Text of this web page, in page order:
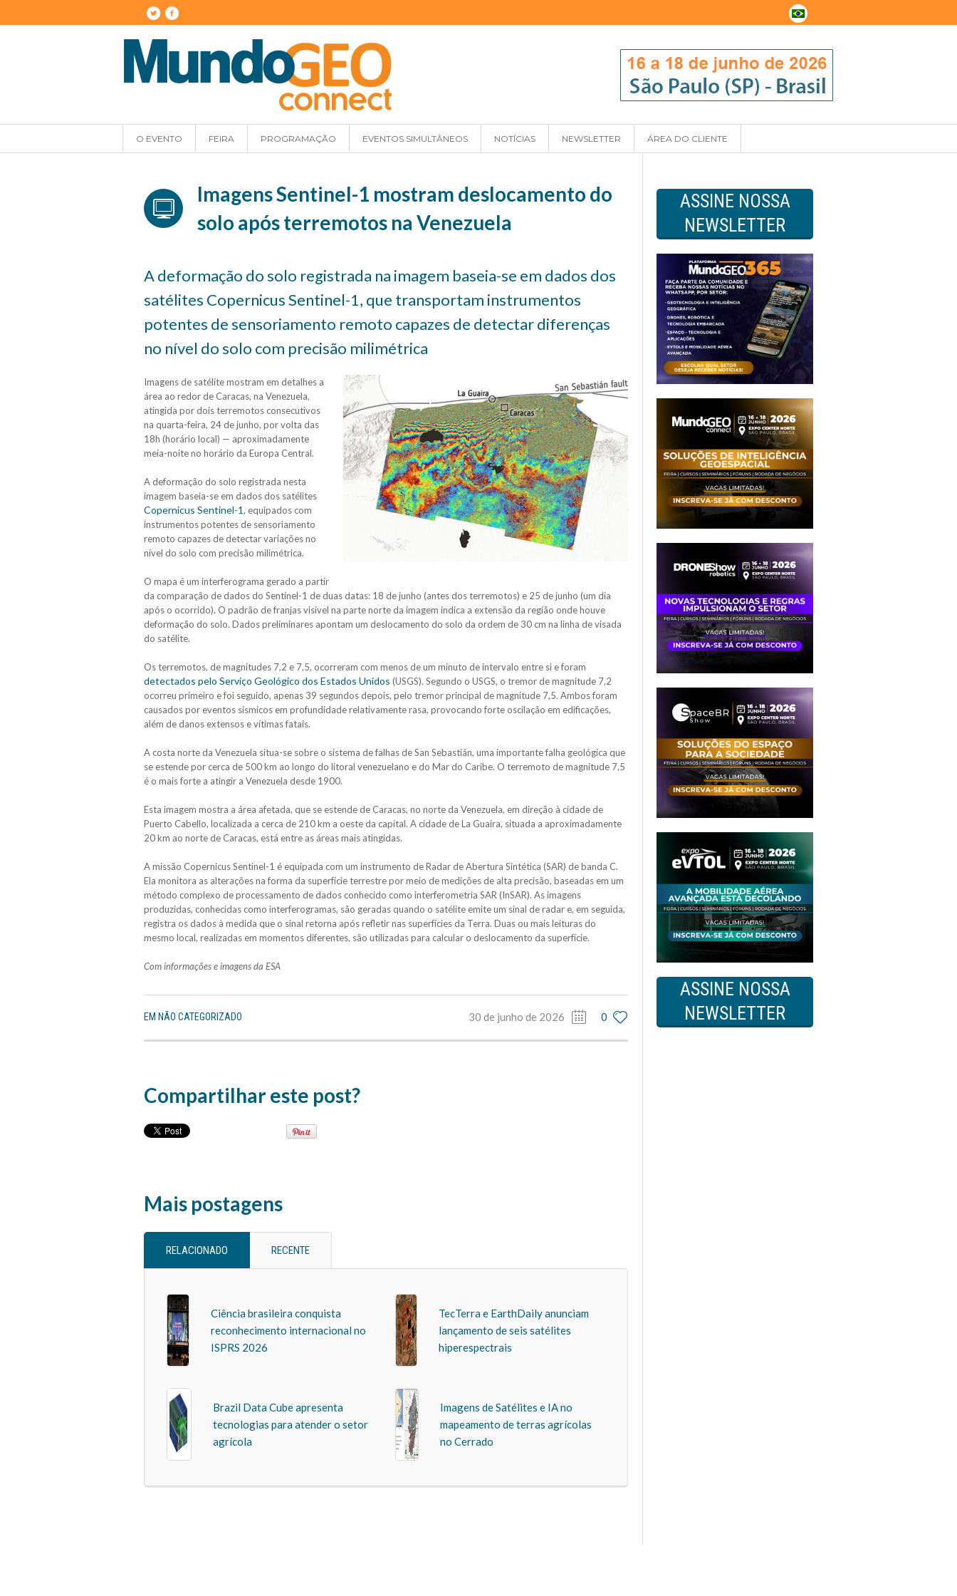
O EVENTO FEIRA PROGRAMAÇÃO EVENTOS SIMULTÂNEOS NOTÍCIAS NEWSLETTER ÁREA DO CLIENTE
Imagens Sentinel-1 mostram deslocamento do
solo após terremotos na Venezuela
A deformação do solo registrada na imagem baseia-se em dados dos
satélites Copernicus Sentinel-1, que transportam instrumentos
potentes de sensoriamento remoto capazes de detectar diferenças
no nível do solo com precisão milimétrica
Imagens de satélite mostram em detalhes a
área ao redor de Caracas, na Venezuela,
atingida por dois terremotos consecutivos
na quarta-feira, 24 de junho, por volta das
18h (horário local) — aproximadamente
meia-noite no horário da Europa Central.
A deformação do solo registrada nesta
imagem baseia-se em dados dos satélites
Copernicus Sentinel-1, equipados com
instrumentos potentes de sensoriamento
remoto capazes de detectar variações no
nível do solo com precisão milimétrica.
O mapa é um interferograma gerado a partir
da comparação de dados do Sentinel-1 de duas datas: 18 de junho (antes dos terremotos) e 25 de junho (um dia
após o ocorrido). O padrão de franjas visível na parte norte da imagem indica a extensão da região onde houve
deformação do solo. Dados preliminares apontam um deslocamento do solo da ordem de 30 cm na linha de visada
do satélite.
Os terremotos, de magnitudes 7,2 e 7,5, ocorreram com menos de um minuto de intervalo entre si e foram
detectados pelo Serviço Geológico dos Estados Unidos (USGS). Segundo o USGS, o tremor de magnitude 7,2
ocorreu primeiro e foi seguido, apenas 39 segundos depois, pelo tremor principal de magnitude 7,5. Ambos foram
causados ​​por eventos sísmicos em profundidade relativamente rasa, provocando forte oscilação em edificações,
além de danos extensos e vítimas fatais.
A costa norte da Venezuela situa-se sobre o sistema de falhas de San Sebastián, uma importante falha geológica que
se estende por cerca de 500 km ao longo do litoral venezuelano e do Mar do Caribe. O terremoto de magnitude 7,5
é o mais forte a atingir a Venezuela desde 1900.
Esta imagem mostra a área afetada, que se estende de Caracas, no norte da Venezuela, em direção à cidade de
Puerto Cabello, localizada a cerca de 210 km a oeste da capital. A cidade de La Guaira, situada a aproximadamente
20 km ao norte de Caracas, está entre as áreas mais atingidas.
A missão Copernicus Sentinel-1 é equipada com um instrumento de Radar de Abertura Sintética (SAR) de banda C.
Ela monitora as alterações na forma da superfície terrestre por meio de medições de alta precisão, baseadas em um
método complexo de processamento de dados conhecido como interferometria SAR (InSAR). As imagens
produzidas, conhecidas como interferogramas, são geradas quando o satélite emite um sinal de radar e, em seguida,
registra os dados à medida que o sinal retorna após refletir nas superfícies da Terra. Duas ou mais leituras do
mesmo local, realizadas em momentos diferentes, são utilizadas para calcular o deslocamento da superfície.
Com informações e imagens da ESA
30 de junho de 2026 0
EM NÃO CATEGORIZADO
Compartilhar este post?
Mais postagens
RELACIONADO RECENTE
Ciência brasileira conquista
reconhecimento internacional no
ISPRS 2026
TecTerra e EarthDaily anunciam
lançamento de seis satélites
hiperespectrais
Brazil Data Cube apresenta
tecnologias para atender o setor
agrícola
Imagens de Satélites e IA no
mapeamento de terras agrícolas
no Cerrado
ASSINE NOSSA
NEWSLETTER
ASSINE NOSSA
NEWSLETTER